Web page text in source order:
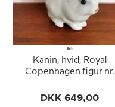
Kanin, hvid, Royal
Copenhagen figur nr.
DKK 649,00